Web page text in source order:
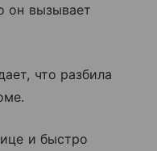
он вызывает
что разбила
и быстро